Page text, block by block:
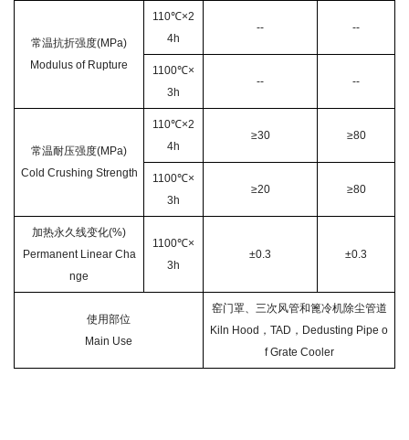
常温抗折强度(MPa)
Modulus of Rupture
110℃×2
4h
-- --
1100℃×
3h
-- --
常温耐压强度(MPa)
Cold Crushing Strength
110℃×2
4h
≥30 ≥80
1100℃×
3h
≥20 ≥80
加热永久线变化(%)
Permanent Linear Cha
nge
1100℃×
3h
±0.3 ±0.3
使用部位
Main Use
窑门罩、三次风管和篦冷机除尘管道
Kiln Hood，TAD，Dedusting Pipe o
f Grate Cooler